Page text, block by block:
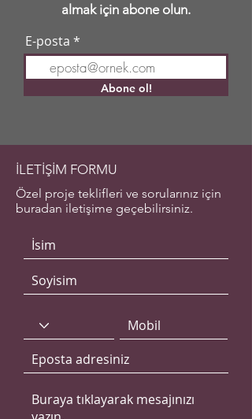
almak için abone olun.
E-posta
Abone ol!
İLETİŞİM FORMU
Özel proje teklifleri ve sorularınız için
buradan iletişime geçebilirsiniz.